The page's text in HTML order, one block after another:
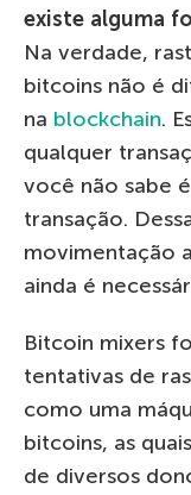
existe alguma
Na verdade,
bitcoins não é
na blockchain.
qualquer
você não sabe
transação.
movimentação
ainda é
Bitcoin mixers
tentativas de
como uma
bitcoins, as
de diversos